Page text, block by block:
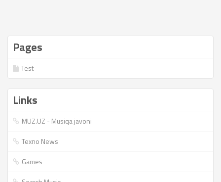
Pages
Test
Links
MUZ.UZ - Musiqa javoni
Texno News
Games